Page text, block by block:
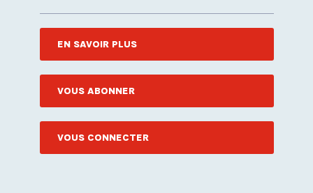
EN SAVOIR PLUS
VOUS ABONNER
VOUS CONNECTER